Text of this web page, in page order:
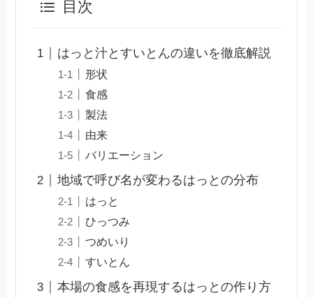
目次
はっと汁とすいとんの違いを徹底解説
形状
食感
製法
由来
バリエーション
地域で呼び名が変わるはっとの分布
はっと
ひっつみ
つめいり
すいとん
本場の食感を再現するはっとの作り方